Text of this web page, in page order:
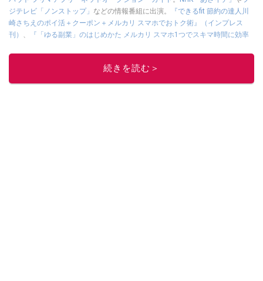
ジテレビ「ノンストップ」 などの情報番組に出演。
『できるfit 節約の達人川
崎さちえのポイ活＋クーポン＋メルカリ スマホでおトク術』（インプレス
刊） 、
『「ゆる副業」のはじめかた メルカリ スマホ1つでスキマ時間に効率
ぜ日記」
■経歴：2003年、夫が子育てをするために、突然会社を辞める。翌月からの
給料が０円になり、家にいながら、しかも空いた時間でできるオークション
続きを読む＞